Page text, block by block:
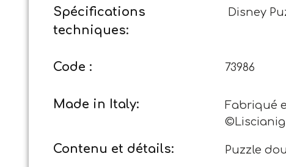
Spécifications
techniques:
Disney
Code : 73986
Made in Italy:
Fabriqué
Contenu et détails: Puzzle